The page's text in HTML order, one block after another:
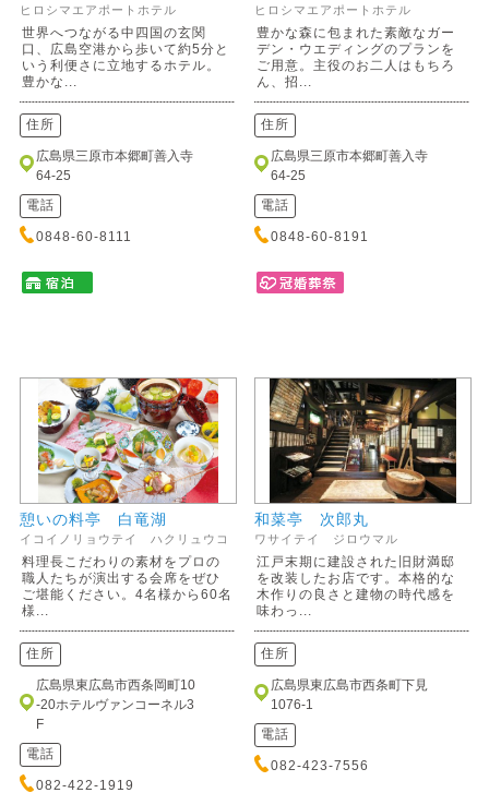
ヒロシマエアポートホテル
世界へつながる中四国の玄関
口、広島空港から歩いて約5分と
いう利便さに立地するホテル。
豊かな...
住所
広島県三原市本郷町善入寺
64-25
電話
0848-60-8111
ヒロシマエアポートホテル
豊かな森に包まれた素敵なガー
デン・ウエディングのプランを
ご用意。主役のお二人はもちろ
ん、招...
住所
広島県三原市本郷町善入寺
64-25
電話
0848-60-8191
憩いの料亭 白竜湖
イコイノリョウテイ ハクリュウコ
料理長こだわりの素材をプロの
職人たちが演出する会席をぜひ
ご堪能ください。4名様から60名
様...
住所
広島県東広島市西条岡町10
-20ホテルヴァンコーネル3
F
電話
082-422-1919
和菜亭 次郎丸
ワサイテイ ジロウマル
江戸末期に建設された旧財満邸
を改装したお店です。本格的な
木作りの良さと建物の時代感を
味わっ...
住所
広島県東広島市西条町下見
1076-1
電話
082-423-7556